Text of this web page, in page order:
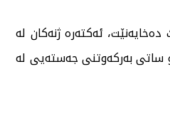
کە 101 خولەک دەخایەنێت، ئەکتەرە ژنەکان لە
ساتی بەرکەوتنی جەستەیی لە